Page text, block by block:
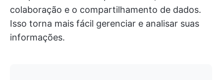
colaboração e o compartilhamento de dados.
Isso torna mais fácil gerenciar e analisar suas
informações.